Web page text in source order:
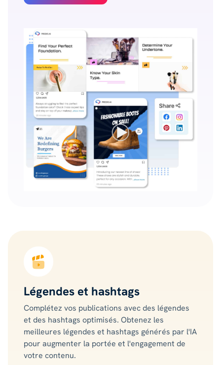
Légendes et hashtags
Complétez vos publications avec des légendes
et des hashtags optimisés. Obtenez les
meilleures légendes et hashtags générés par l'IA
pour augmenter la portée et l'engagement de
votre contenu.